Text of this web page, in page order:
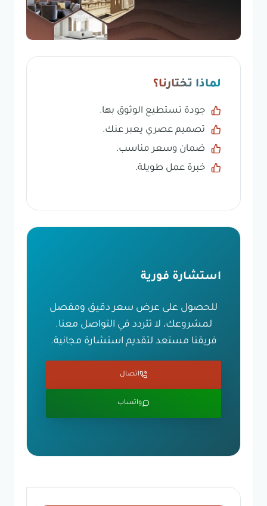
لماذا تختارنا؟
جودة تستطيع الوثوق بها.
تصميم عصري يعبر عنك.
ضمان وسعر مناسب.
خبرة عمل طويلة.
استشارة فورية
للحصول على عرض سعر دقيق ومفصل
لمشروعك، لا تتردد في التواصل معنا.
فريقنا مستعد لتقديم استشارة مجانية.
اتصال
واتساب